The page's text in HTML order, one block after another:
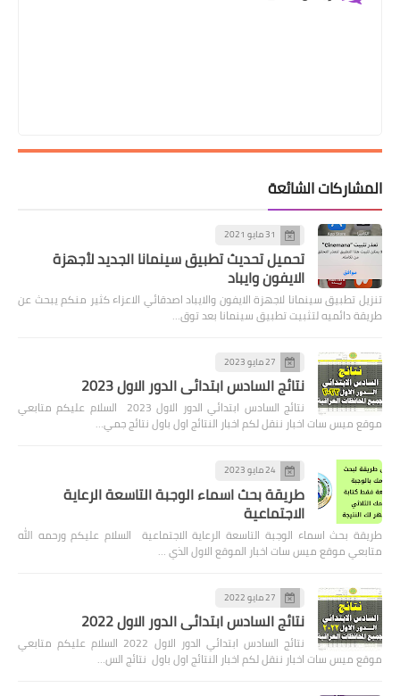
المشاركات الشائعة
31 مايو 2021
تحميل تحديث تطبيق سينمانا الجديد لأجهزة
الايفون وايباد
تنزيل تطبيق سينمانا لاجهزة الايفون والايباد اصدقائي الاعزاء كثير منكم يبحث عن
طريقة دائميه لتثبيت تطبيق سينمانا بعد توق…
27 مايو 2023
نتائج السادس ابتدائي الدور الاول 2023
نتائج السادس ابتدائي الدور الاول 2023 السلام عليكم متابعي
موقع ميس سات اخبار ننقل لكم اخبار النتائج اول باول نتائج جمي…
24 مايو 2023
طريقة بحث اسماء الوجبة التاسعة الرعاية
الاجتماعية
طريقة بحث اسماء الوجبة التاسعة الرعاية الاجتماعية السلام عليكم ورحمه الله
متابعي موقع ميس سات اخبار الموقع الاول الذي …
27 مايو 2022
نتائج السادس ابتدائي الدور الاول 2022
نتائج السادس ابتدائي الدور الاول 2022 السلام عليكم متابعي
موقع ميس سات اخبار ننقل لكم اخبار النتائج اول باول نتائج الس…